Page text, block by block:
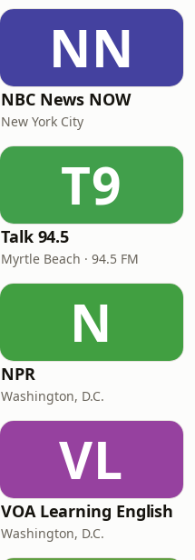
NN
NBC News NOW
New York City
T9
Talk 94.5
Myrtle Beach · 94.5 FM
N
NPR
Washington, D.C.
VL
VOA Learning English
Washington, D.C.